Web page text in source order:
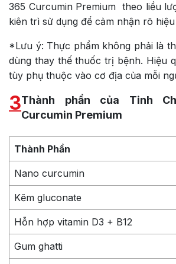
365 Curcumin Premium theo liều
kiên trì sử dụng để cảm nhận rõ hiệu
*Lưu ý: Thực phẩm không phải là
dùng thay thế thuốc trị bệnh. Hiệu
tùy phụ thuộc vào cơ địa của mỗi
3Thành phần của Tinh
Curcumin Premium
Thành Phần
Nano curcumin
Kẽm gluconate
Hỗn hợp vitamin D3 + B12
Gum ghatti